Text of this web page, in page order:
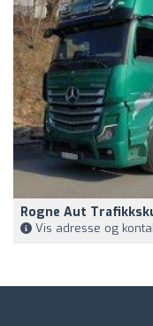
Rogne Aut
Vis adresse og